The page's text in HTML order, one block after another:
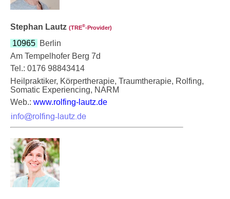
Stephan Lautz (TRE®‑Provider)
10965 Berlin
Am Tempelhofer Berg 7d
Tel.: 0176 98843414
Heilpraktiker, Körpertherapie, Traumtherapie, Rolfing,
Somatic Experiencing, NARM
Web.: www.rolfing-lautz.de